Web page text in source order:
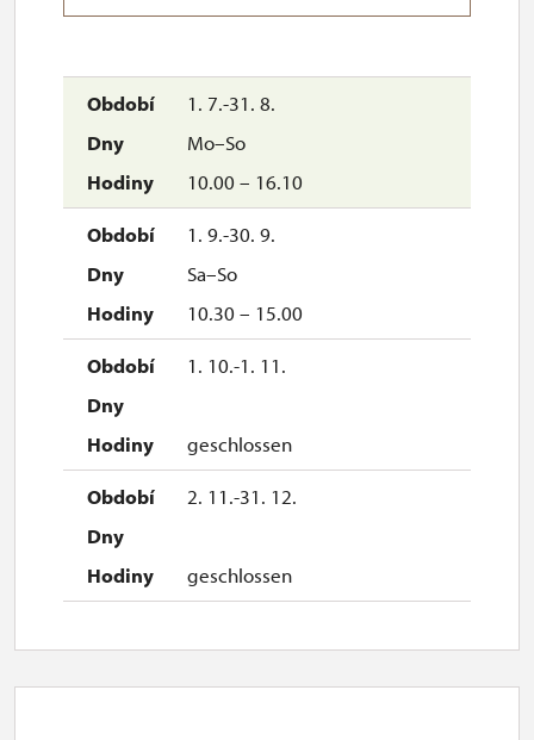
1. 7.-31. 8.
Mo–So
10.00 – 16.10
1. 9.-30. 9.
Sa–So
10.30 – 15.00
1. 10.-1. 11.
geschlossen
2. 11.-31. 12.
geschlossen